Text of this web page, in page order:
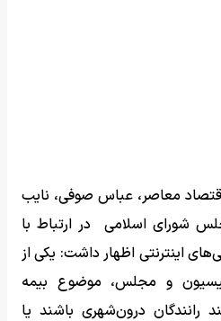
معاصر، عباس صوفی، نایب‌
شورای اسلامی در ارتباط با
اینترنتی اظهار داشت: یکی از
و مجلس، موضوع بیمه
رانندگان درون‌شهری باشند یا